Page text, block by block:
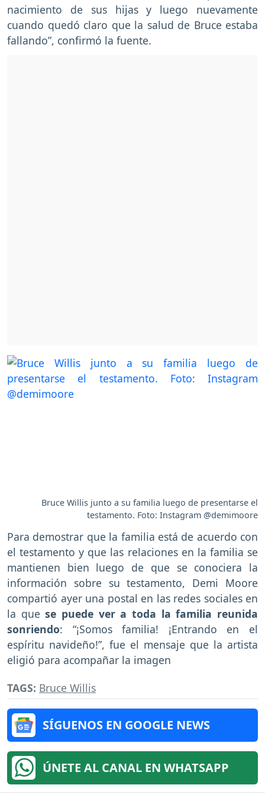
nacimiento de sus hijas y luego nuevamente
cuando quedó claro que la salud de Bruce estaba
fallando”, confirmó la fuente.
Bruce Willis junto a su familia luego de presentarse el
testamento. Foto: Instagram @demimoore
Para demostrar que la familia está de acuerdo con
el testamento y que las relaciones en la familia se
mantienen bien luego de que se conociera la
información sobre su testamento, Demi Moore
compartió ayer una postal en las redes sociales en
la quese puede ver a toda la familia reunida
sonriendo: “¡Somos familia! ¡Entrando en el
espíritu navideño!”, fue el mensaje que la artista
eligió para acompañar la imagen
TAGS: Bruce Willis
SÍGUENOS EN GOOGLE NEWS
ÚNETE AL CANAL EN WHATSAPP